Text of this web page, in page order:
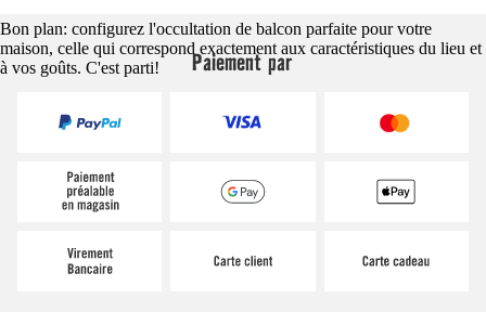
Bon plan: configurez l'occultation de balcon parfaite pour votre
maison, celle qui correspond exactement aux caractéristiques du lieu et
à vos goûts. C'est parti!
Paiement par